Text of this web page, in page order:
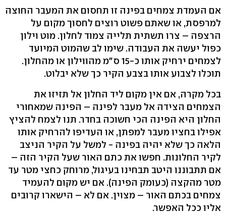
אם העמדת צמחים בפינה זו תחסום את המעבר החוצה
למרפסת, או שאתם פשוט רוצים לחסוך מקום על
הרצפה – צרו תשתית תלייה צמוד לחלון. מוט וילון
כפול יעשה את העבודה. שימו לב שהמוט המיועד
לצמחים ירחיק אותו כ-15 ס"מ מהווילון או מהחלון.
תוכלו לצבוע אותו בצבע הקיר כך שלא יבלוט.
בכל מקרה, אם אין מקום ליד החלון אל תזיזו את
הצמחים הצידה אל מעבר לפינה – הפינה שמאחורי
החלון היא הפינה הכי חשוכה בחדר. תנו לצמח להציץ
אפילו בחציו מעבר למפתן, או העדיפו להרחיק אותו
הלאה כך שלא יהיה בפינה - למשל על הקיר הניצב
לקיר החלונות. חפשו את כתם האור שעל הקיר הזה –
אם תתבוננו היטב תבחינו בעיגול, מרוחק כחצי מטר עד
מטר מהקצה (כעומק הפינה). אם יש מקום להעמיד
צמחים בכתם האור – מצוין. אם לא – הישארו קרובים
אליו ככל האפשר.